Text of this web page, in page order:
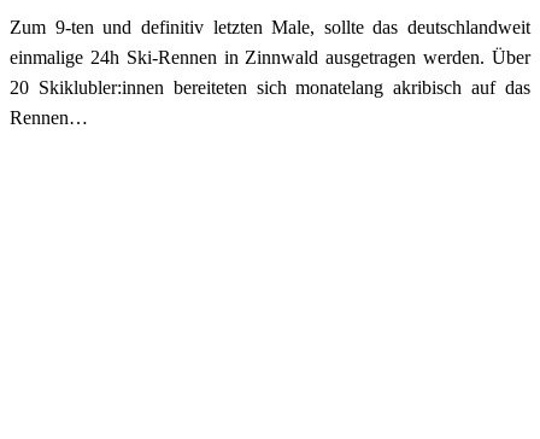
Zum 9-ten und definitiv letzten Male, sollte das deutschlandweit
einmalige 24h Ski-Rennen in Zinnwald ausgetragen werden. Über
20 Skiklubler:innen bereiteten sich monatelang akribisch auf das
Rennen…